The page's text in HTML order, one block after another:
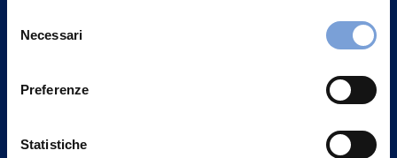
può trovare nel footer del sito nella sezione "Informativa
delNecessari
Preferenze
Statistiche